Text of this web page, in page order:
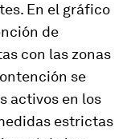
En el gráfico
de
con las zonas
se
activos en los
estrictas